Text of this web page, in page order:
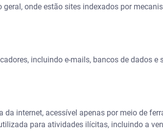
onde estão sites indexados por
incluindo e-mails, bancos de dados e
internet, acessível apenas por meio de
para atividades ilícitas, incluindo a